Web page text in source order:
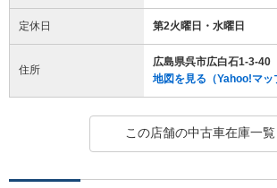
定休日 第2火曜日・水曜日
住所
広島県呉市広白石1-3-40
地図を見る（Yahoo!マッ
この店舗の中古車在庫一覧